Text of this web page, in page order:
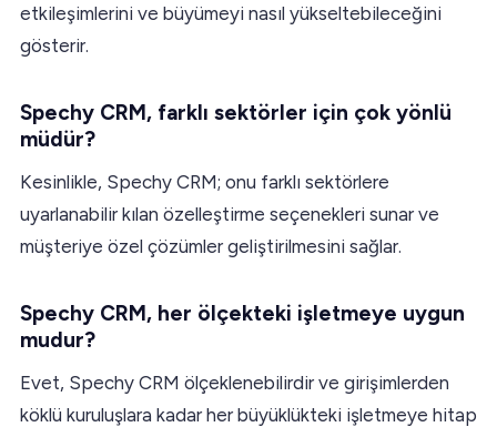
etkileşimlerini ve büyümeyi nasıl yükseltebileceğini
gösterir.
Spechy CRM, farklı sektörler için çok yönlü
müdür?
Kesinlikle, Spechy CRM; onu farklı sektörlere
uyarlanabilir kılan özelleştirme seçenekleri sunar ve
müşteriye özel çözümler geliştirilmesini sağlar.
Spechy CRM, her ölçekteki işletmeye uygun
mudur?
Evet, Spechy CRM ölçeklenebilirdir ve girişimlerden
köklü kuruluşlara kadar her büyüklükteki işletmeye hitap